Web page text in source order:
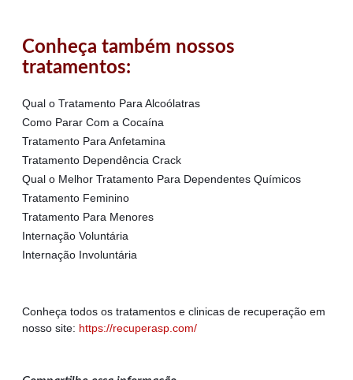
Conheça também nossos
tratamentos:
Qual o Tratamento Para Alcoólatras
Como Parar Com a Cocaína
Tratamento Para Anfetamina
Tratamento Dependência Crack
Qual o Melhor Tratamento Para Dependentes Químicos
Tratamento Feminino
Tratamento Para Menores
Internação Voluntária
Internação Involuntária
Conheça todos os tratamentos e clinicas de recuperação em
nosso site: https://recuperasp.com/